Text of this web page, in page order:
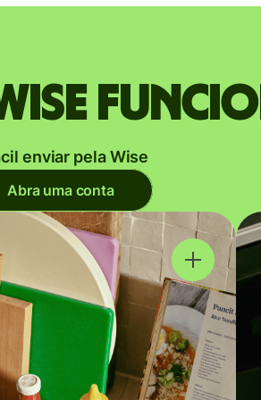
enviar pela Wise
Abra uma conta